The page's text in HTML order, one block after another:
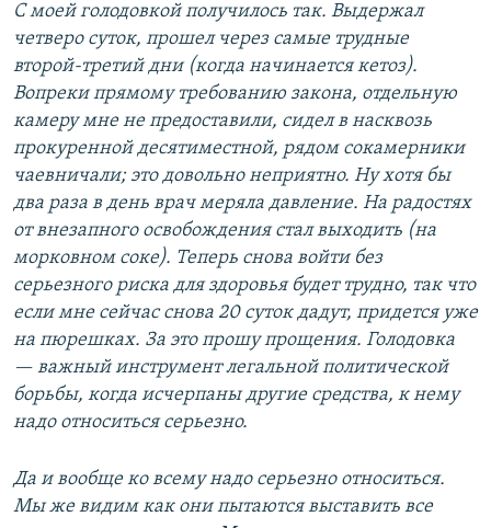
С моей голодовкой получилось так. Выдержал
четверо суток, прошел через самые трудные
второй-третий дни (когда начинается кетоз).
Вопреки прямому требованию закона, отдельную
камеру мне не предоставили, сидел в насквозь
прокуренной десятиместной, рядом сокамерники
чаевничали; это довольно неприятно. Ну хотя бы
два раза в день врач меряла давление. На радостях
от внезапного освобождения стал выходить (на
морковном соке). Теперь снова войти без
серьезного риска для здоровья будет трудно, так что
если мне сейчас снова 20 суток дадут, придется уже
на пюрешках. За это прошу прощения. Голодовка
— важный инструмент легальной политической
борьбы, когда исчерпаны другие средства, к нему
надо относиться серьезно.
Да и вообще ко всему надо серьезно относиться.
Мы же видим как они пытаются выставить все